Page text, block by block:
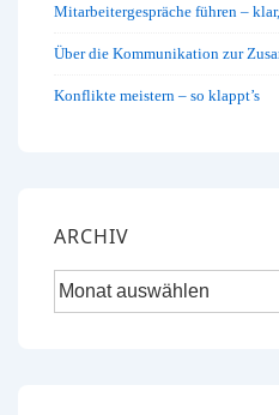
Mitarbeitergespräche führen –
Über die Kommunikation zur
Konflikte meistern – so klappt’s
ARCHIV
Archiv